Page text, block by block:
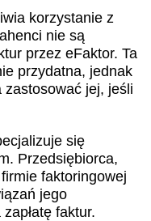
korzystanie z
nie są
przez eFaktor. Ta
przydatna, jednak
jej, jeśli
się
Przedsiębiorca,
faktoringowej
jego
faktur.